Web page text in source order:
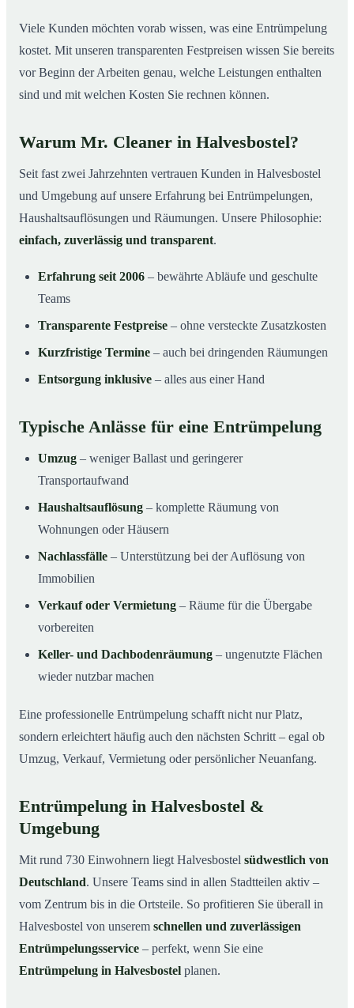
Viele Kunden möchten vorab wissen, was eine Entrümpelung
kostet. Mit unseren transparenten Festpreisen wissen Sie bereits
vor Beginn der Arbeiten genau, welche Leistungen enthalten
sind und mit welchen Kosten Sie rechnen können.
Warum Mr. Cleaner in Halvesbostel?
Seit fast zwei Jahrzehnten vertrauen Kunden in Halvesbostel
und Umgebung auf unsere Erfahrung bei Entrümpelungen,
Haushaltsauflösungen und Räumungen. Unsere Philosophie:
einfach, zuverlässig und transparent.
Erfahrung seit 2006 – bewährte Abläufe und geschulte
Teams
Transparente Festpreise – ohne versteckte Zusatzkosten
Kurzfristige Termine – auch bei dringenden Räumungen
Entsorgung inklusive – alles aus einer Hand
Typische Anlässe für eine Entrümpelung
Umzug – weniger Ballast und geringerer
Transportaufwand
Haushaltsauflösung – komplette Räumung von
Wohnungen oder Häusern
Nachlassfälle – Unterstützung bei der Auflösung von
Immobilien
Verkauf oder Vermietung – Räume für die Übergabe
vorbereiten
Keller- und Dachbodenräumung – ungenutzte Flächen
wieder nutzbar machen
Eine professionelle Entrümpelung schafft nicht nur Platz,
sondern erleichtert häufig auch den nächsten Schritt – egal ob
Umzug, Verkauf, Vermietung oder persönlicher Neuanfang.
Entrümpelung in Halvesbostel &
Umgebung
Mit rund 730 Einwohnern liegt Halvesbostel südwestlich von
Deutschland. Unsere Teams sind in allen Stadtteilen aktiv –
vom Zentrum bis in die Ortsteile. So profitieren Sie überall in
Halvesbostel von unserem schnellen und zuverlässigen
Entrümpelungsservice – perfekt, wenn Sie eine
Entrümpelung in Halvesbostel planen.